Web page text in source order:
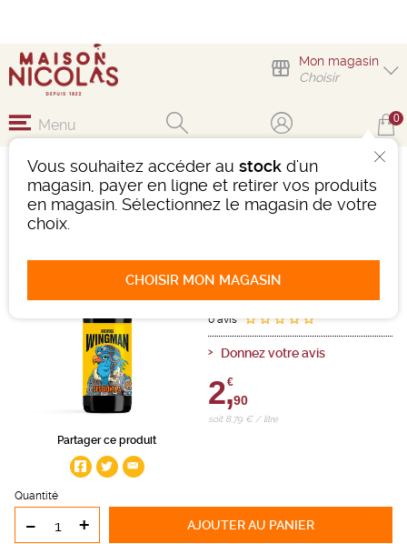
Mon magasin
Choisir
Vous souhaitez accéder au stock d'un
magasin, payer en ligne et retirer vos produits
en magasin. Sélectionnez le magasin de votre
choix.
CHOISIR MON MAGASIN
Menu 0
Partager ce produit
BREWDOG WINGMAN
BIÈRE SESSION IPA
33CL
Ref : 504837
0 avis
Donnez votre avis
2,
€
90
soit 8,79 € / litre
Quantité
- + AJOUTERAU PANIER